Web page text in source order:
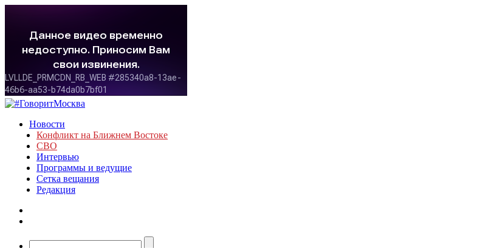
Новости
Конфликт на Ближнем Востоке
СВО
Интервью
Программы и ведущие
Сетка вещания
Редакция